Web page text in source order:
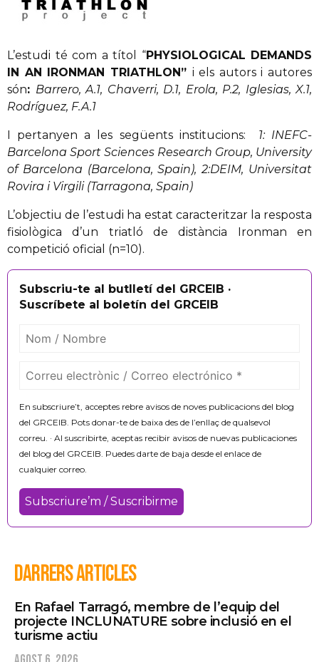
L’estudi té com a títol “PHYSIOLOGICAL DEMANDS
IN AN IRONMAN TRIATHLON” i els autors i autores
són: Barrero, A.1, Chaverri, D.1, Erola, P.2, Iglesias, X.1,
Rodríguez, F.A.1
I pertanyen a les següents institucions: 1: INEFC-
Barcelona Sport Sciences Research Group, University
of Barcelona (Barcelona, Spain), 2:DEIM, Universitat
Rovira i Virgili (Tarragona, Spain)
L’objectiu de l’estudi ha estat caracteritzar la resposta
fisiològica d’un triatló de distància Ironman en
competició oficial (n=10).
Subscriu-te al butlletí del GRCEIB ·
Suscríbete al boletín del GRCEIB
En subscriure’t, acceptes rebre avisos de noves publicacions del blog
del GRCEIB. Pots donar-te de baixa des de l’enllaç de qualsevol
correu. · Al suscribirte, aceptas recibir avisos de nuevas publicaciones
del blog del GRCEIB. Puedes darte de baja desde el enlace de
cualquier correo.
DARRERS ARTICLES
En Rafael Tarragó, membre de l’equip del
projecte INCLUNATURE sobre inclusió en el
turisme actiu